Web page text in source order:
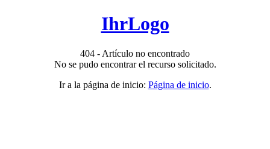
IhrLogo
404 - Artículo no encontrado
No se pudo encontrar el recurso solicitado.
Ir a la página de inicio: Página de inicio.